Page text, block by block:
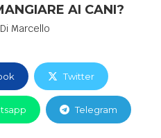
AI CANI?
Marcello
Twitter
Telegram